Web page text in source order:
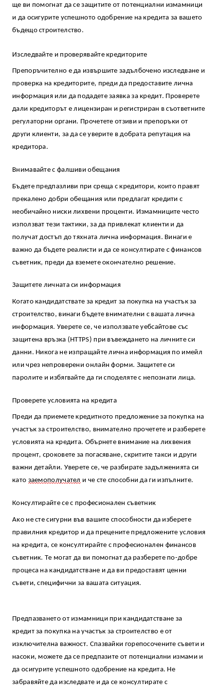
ще ви помогнат да се защитите от потенциални измамници
и да осигурите успешното одобрение на кредита за вашето
бъдещо строителство.
Изследвайте и проверявайте кредиторите
Препоръчително е да извършите задълбочено изследване и
проверка на кредиторите, преди да предоставите лична
информация или да подадете заявка за кредит. Проверете
дали кредиторът е лицензиран и регистриран в съответните
регулаторни органи. Прочетете отзиви и препоръки от
други клиенти, за да се уверите в добрата репутация на
кредитора.
Внимавайте с фалшиви обещания
Бъдете предпазливи при среща с кредитори, които правят
прекалено добри обещания или предлагат кредити с
необичайно ниски лихвени проценти. Измамниците често
използват тези тактики, за да привлекат клиенти и да
получат достъп до тяхната лична информация. Винаги е
важно да бъдете реалисти и да се консултирате с финансов
съветник, преди да вземете окончателно решение.
Защитете личната си информация
Когато кандидатствате за кредит за покупка на участък за
строителство, винаги бъдете внимателни с вашата лична
информация. Уверете се, че използвате уебсайтове със
защитена връзка (HTTPS) при въвеждането на личните си
данни. Никога не изпращайте лична информация по имейл
или чрез непроверени онлайн форми. Защитете си
паролите и избягвайте да ги споделяте с непознати лица.
Проверете условията на кредита
Преди да приемете кредитното предложение за покупка на
участък за строителство, внимателно прочетете и разберете
условията на кредита. Обърнете внимание на лихвения
процент, сроковете за погасяване, скритите такси и други
важни детайли. Уверете се, че разбирате задълженията си
като заемополучатели че сте способни да ги изпълните.
Консултирайте се с професионален съветник
Ако не сте сигурни във вашите способности да изберете
правилния кредитор и да прецените предложените условия
на кредита, се консултирайте с професионален финансов
съветник. Те могат да ви помогнат да разберете по-добре
процеса на кандидатстване и да ви предоставят ценни
съвети, специфични за вашата ситуация.
Предпазването от измамници при кандидатстване за
кредит за покупка на участък за строителство е от
изключителна важност. Спазвайки горепосочените съвети и
насоки, можете да се предпазите от потенциални измами и
да осигурите успешното одобрение на кредита. Не
забравяйте да изследвате и да се консултирате с